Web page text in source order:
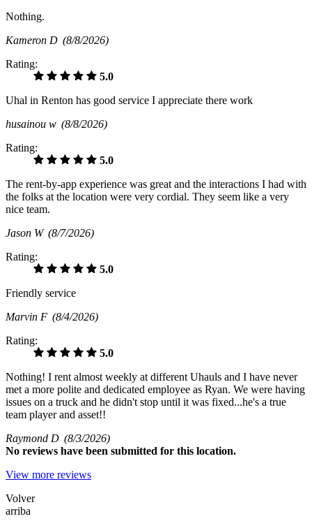
Nothing.
Kameron D (8/8/2026)
Rating:
5.0
Uhal in Renton has good service I appreciate there work
husainou w (8/8/2026)
Rating:
5.0
The rent-by-app experience was great and the interactions I had with
the folks at the location were very cordial. They seem like a very
nice team.
Jason W (8/7/2026)
Rating:
5.0
Friendly service
Marvin F (8/4/2026)
Rating:
5.0
Nothing! I rent almost weekly at different Uhauls and I have never
met a more polite and dedicated employee as Ryan. We were having
issues on a truck and he didn't stop until it was fixed...he's a true
team player and asset!!
Raymond D (8/3/2026)
No reviews have been submitted for this location.
View more reviews
Volver
arriba